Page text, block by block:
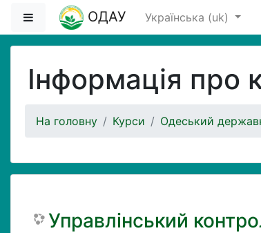
Перейти до головного вмісту
Бокова панель
ОДАУ Українська ‎(uk)‎
Інформація про
На головну Курси Одеський
Управлінський